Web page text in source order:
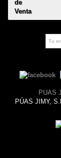
PUAS
PÚAS JIMY,